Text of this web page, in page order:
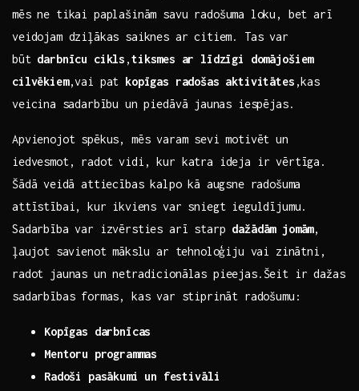
mēs ne tikai paplašinām savu radošuma ⁤loku, bet arī
‍veidojam dziļākas saiknes ar ⁤citiem. Tas var‌
būt darbnīcu cikls ,tiksmes ⁤ar līdzīgi domājošiem‌
cilvēkiem,vai​ pat kopīgas ⁢radošas aktivitātes ,kas​
veicina ⁢sadarbību un piedāvā ⁢jaunas iespējas.
Apvienojot spēkus, mēs varam ‍sevi⁢ motivēt un⁤
iedvesmot, radot ‍vidi, kur katra ideja ir vērtīga.
Šādā ⁢veidā attiecības ⁢kalpo kā augsne‍ radošuma
attīstībai, ⁢kur ikviens var sniegt ieguldījumu.‌
Sadarbība​ var izvērsties arī starp dažādām jomām,
⁣ļaujot savienot mākslu⁤ ar ‌tehnoloģiju vai zinātni,
radot jaunas ​un netradicionālas ‌pieejas.Šeit ir ​dažas
sadarbības‌ formas, kas var⁢ stiprināt‍ radošumu:
Kopīgas darbnīcas
Mentoru programmas
Radoši pasākumi⁢ un ‌festivāli